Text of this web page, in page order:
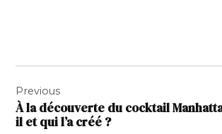
de
l’article
Previous
À la découverte du cocktail
il et qui l’a créé ?